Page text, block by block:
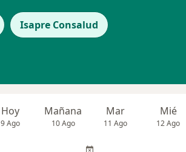
Isapre Consalud
Hoy
9 Ago
Mañana
10 Ago
Mar
11 Ago
Mié
12 Ago